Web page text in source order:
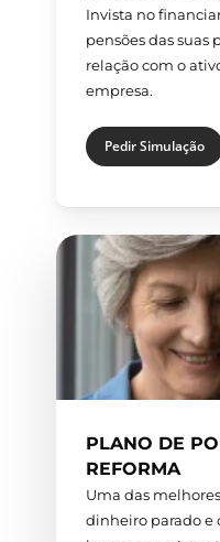
Invista no
pensões das suas
relação com o
empresa.
Pedir Simulação
PLANO DE
REFORMA
Uma das
dinheiro parado e